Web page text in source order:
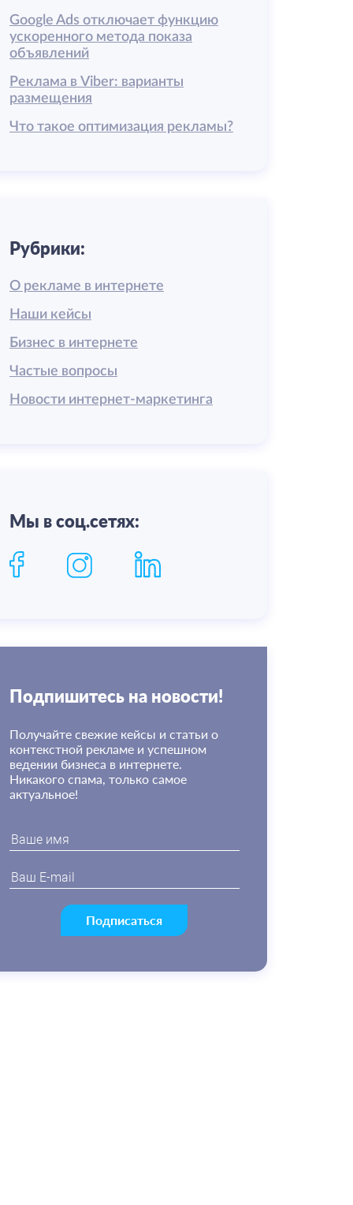
Google Ads отключает функцию
ускоренного метода показа
объявлений
Реклама в Viber: варианты
размещения
Что такое оптимизация рекламы?
Рубрики:
О рекламе в интернете
Наши кейсы
Бизнес в интернете
Частые вопросы
Новости интернет-маркетинга
Мы в соц.сетях:
Подпишитесь на новости!
Получайте свежие кейсы и статьи о
контекстной рекламе и успешном
ведении бизнеса в интернете.
Никакого спама, только самое
актуальное!
Подписаться